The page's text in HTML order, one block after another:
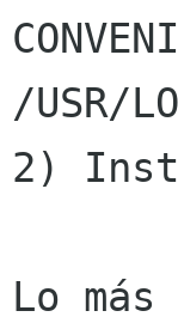
/USR/
2)
Lo